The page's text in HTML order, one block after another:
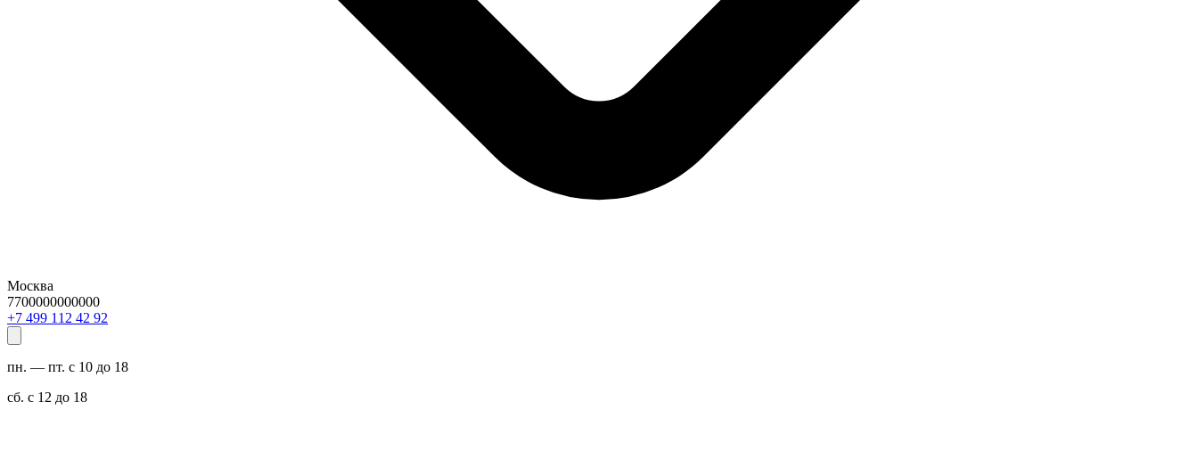
Москва
7700000000000
29 24 211 994 7+
пн. — пт. с 10 до 18
сб. с 12 до 18